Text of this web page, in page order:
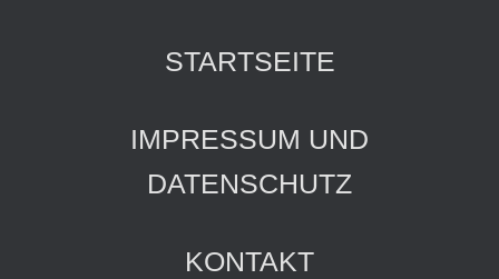
STARTSEITE
IMPRESSUM UND
DATENSCHUTZ
KONTAKT